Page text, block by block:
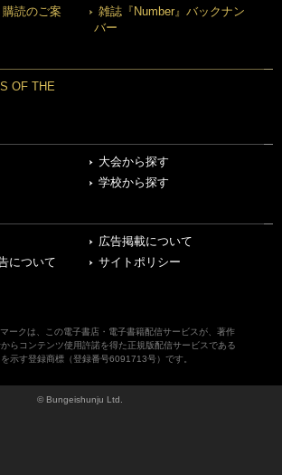
読のご案
雑誌『Number』バックナン
バー
OF THE
大会から探す
学校から探す
広告掲載について
について
サイトポリシー
ークは、この電子書店・電子書籍配信サービスが、著作
らコンテンツ使用許諾を得た正規版配信サービスである
を示す登録商標（登録番号6091713号）です。
© Bungeishunju Ltd.